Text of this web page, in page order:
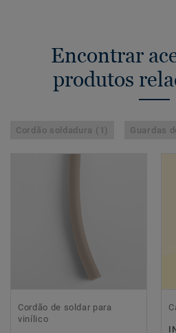
Encontrar
produtos
Cordão soldadura (1) Guardas
Cordão de soldar para
vinílico